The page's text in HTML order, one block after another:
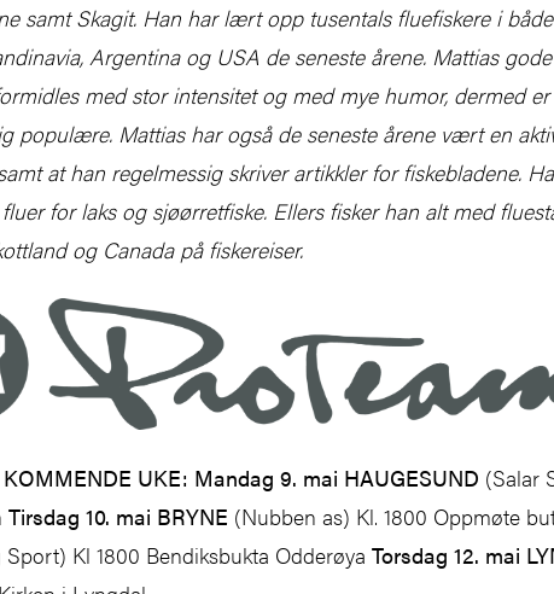
samt Skagit. Han har lært opp tusentals fluefiskere i
Argentina og USA de seneste årene. Mattias
med stor intensitet og med mye humor, dermed
populære. Mattias har også de seneste årene vært en
at han regelmessig skriver artikkler for fiskebladene.
for laks og sjøørretfiske. Ellers fisker han alt med
og Canada på fiskereiser.
UKE: Mandag 9. mai HAUGESUND (Salar
Tirsdag 10. mai BRYNE (Nubben as) Kl. 1800 Oppmøte
Kl 1800 Bendiksbukta Odderøya Torsdag 12. mai